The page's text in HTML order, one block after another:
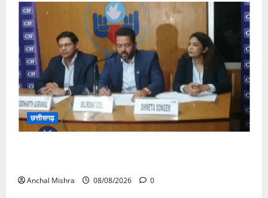
छत्तीसगढ़
Anchal Mishra 08/08/2026 0